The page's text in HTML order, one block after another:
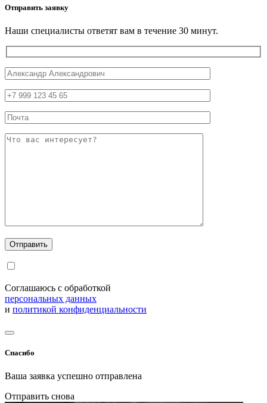
Отправить заявку
Наши специалисты ответят вам в течение 30 минут.
Соглашаюсь с обработкой
персональных данных
и политикой конфиденциальности
Спасибо
Ваша заявка успешно отправлена
Отправить снова